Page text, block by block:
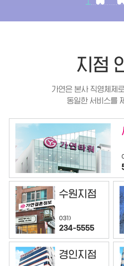
지점
가연은 본사 직영체제
동일한 서비스를
수원지점
031)
234-5555
경인지점